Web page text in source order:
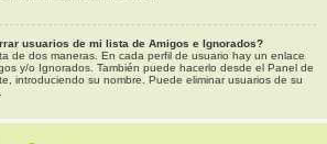
usuarios de mi lista de Amigos e Ignorados?
de dos maneras. En cada perfil de usuario hay un enlace
y/o Ignorados. También puede hacerlo desde el Panel de
introduciendo su nombre. Puede eliminar usuarios de su